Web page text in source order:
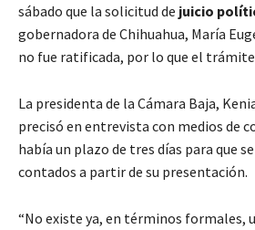
sábado que la solicitud de juicio
gobernadora de Chihuahua, María
no fue ratificada, por lo que el
La presidenta de la Cámara Baja,
precisó en entrevista con medios de
había un plazo de tres días para que
contados a partir de su presentación.
“No existe ya, en términos formales,